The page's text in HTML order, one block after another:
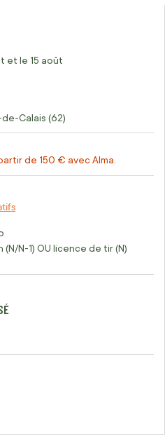
et le 15 août
Calais (62)
de 150 € avec Alma.
N-1) OU licence de tir (N)